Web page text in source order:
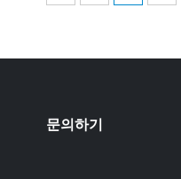
문의하기